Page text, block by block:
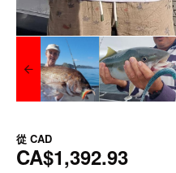
從 CAD
CA$1,392.93